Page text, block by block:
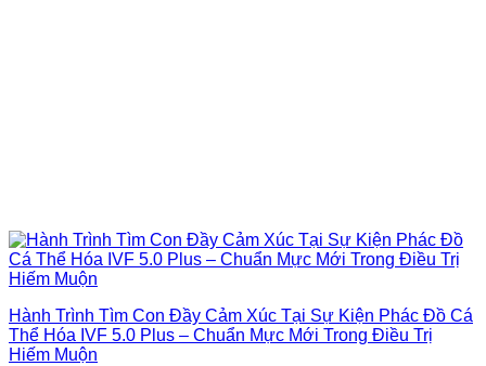
Hành Trình Tìm Con Đầy Cảm Xúc Tại Sự Kiện Phác Đồ Cá
Thể Hóa IVF 5.0 Plus – Chuẩn Mực Mới Trong Điều Trị
Hiếm Muộn